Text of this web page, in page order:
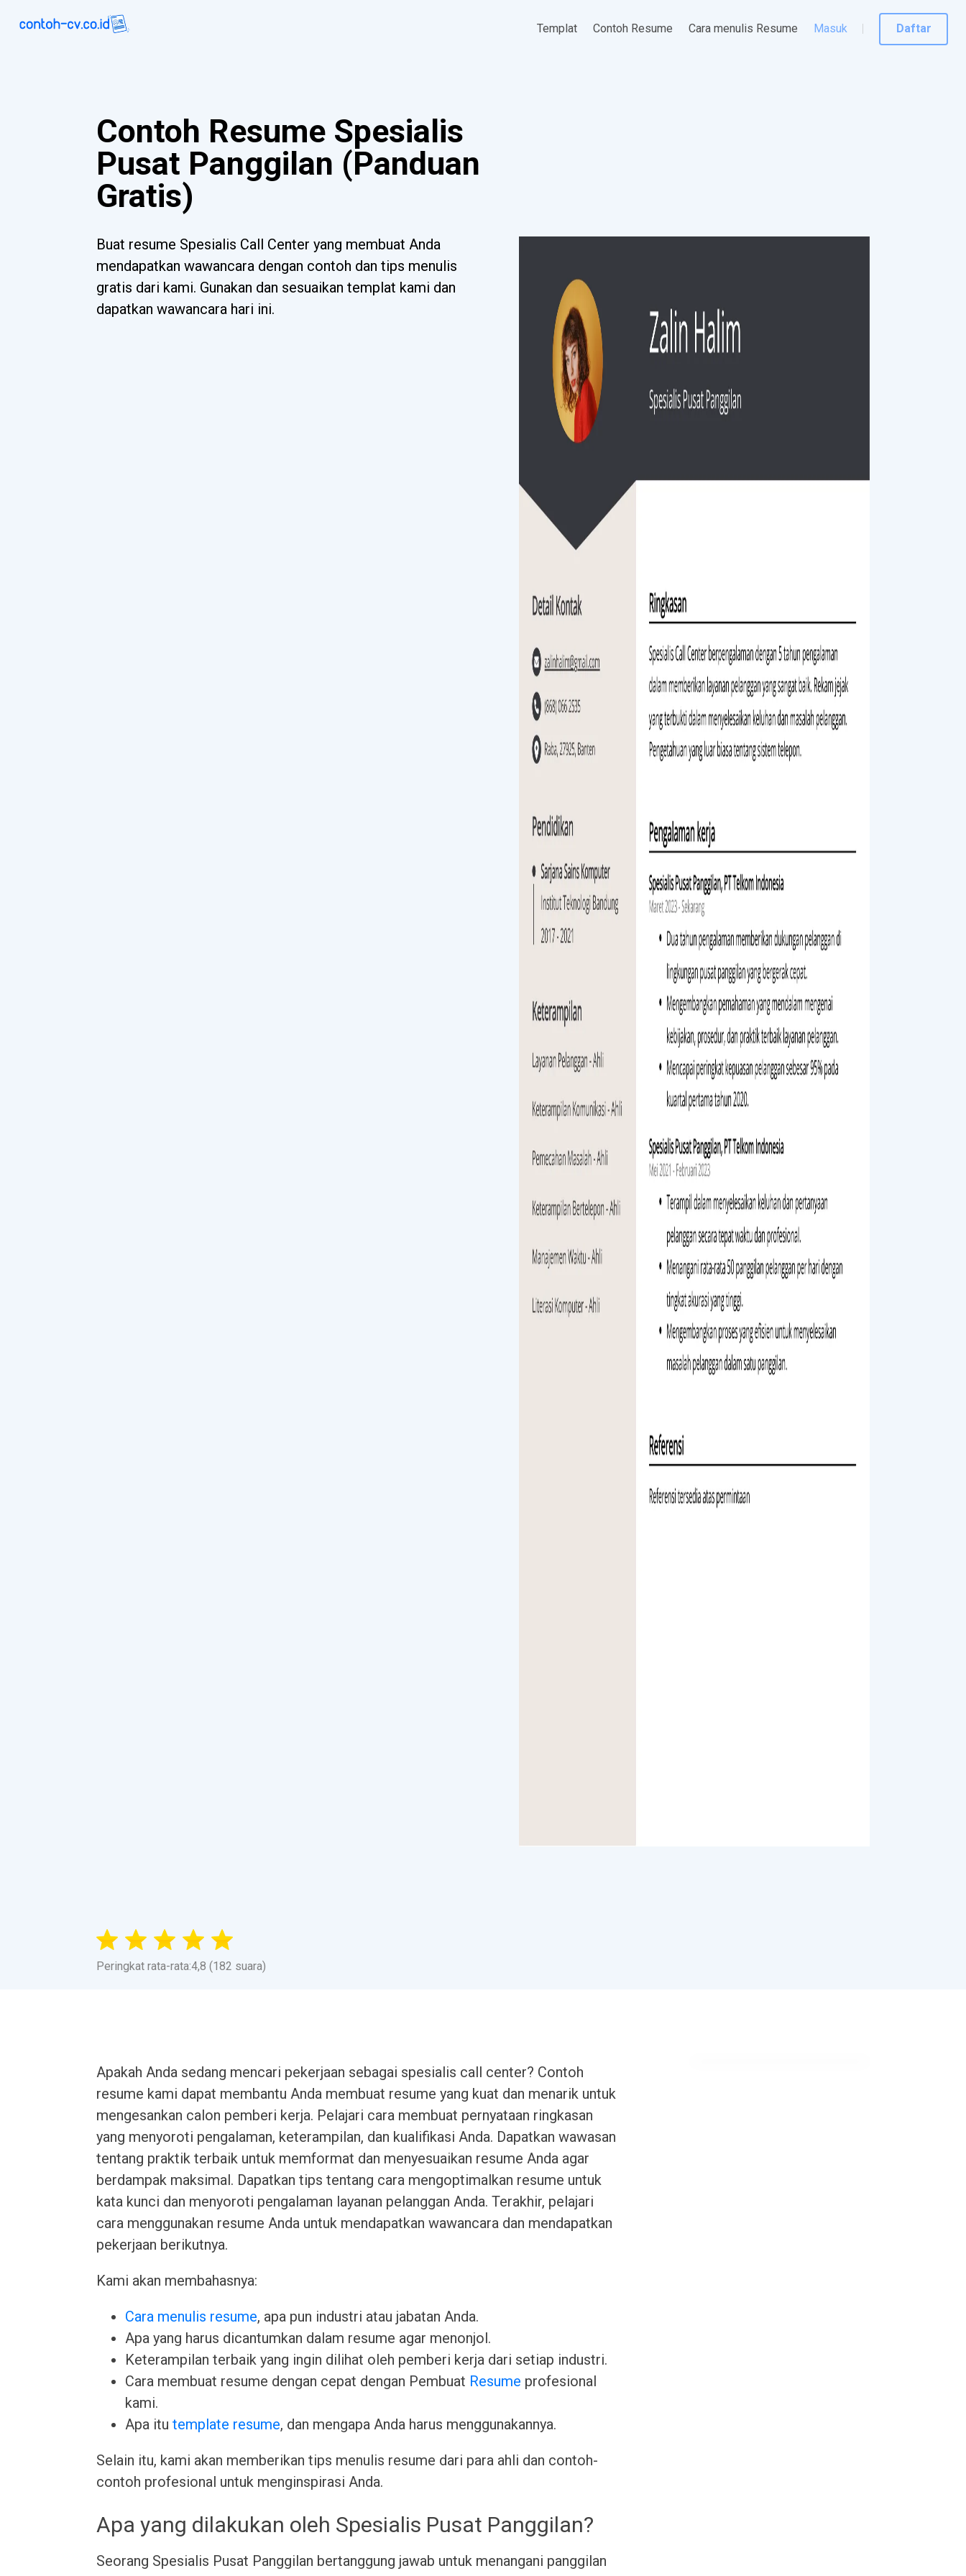
Templat Contoh Resume Cara menulis Resume Masuk Daftar
Contoh Resume Spesialis
Pusat Panggilan (Panduan
Gratis)
Buat resume Spesialis Call Center yang membuat Anda
mendapatkan wawancara dengan contoh dan tips menulis
gratis dari kami. Gunakan dan sesuaikan templat kami dan
dapatkan wawancara hari ini.
Peringkat rata-rata:4,8 (182 suara)
Apakah Anda sedang mencari pekerjaan sebagai spesialis call center? Contoh
resume kami dapat membantu Anda membuat resume yang kuat dan menarik untuk
mengesankan calon pemberi kerja. Pelajari cara membuat pernyataan ringkasan
yang menyoroti pengalaman, keterampilan, dan kualifikasi Anda. Dapatkan wawasan
tentang praktik terbaik untuk memformat dan menyesuaikan resume Anda agar
berdampak maksimal. Dapatkan tips tentang cara mengoptimalkan resume untuk
kata kunci dan menyoroti pengalaman layanan pelanggan Anda. Terakhir, pelajari
cara menggunakan resume Anda untuk mendapatkan wawancara dan mendapatkan
pekerjaan berikutnya.
Kami akan membahasnya:
Cara menulis resume, apa pun industri atau jabatan Anda.
Apa yang harus dicantumkan dalam resume agar menonjol.
Keterampilan terbaik yang ingin dilihat oleh pemberi kerja dari setiap industri.
Cara membuat resume dengan cepat dengan Pembuat Resume profesional
kami.
Apa itutemplate resume, dan mengapa Anda harus menggunakannya.
Selain itu, kami akan memberikan tips menulis resume dari para ahli dan contoh-
contoh profesional untuk menginspirasi Anda.
Apa yang dilakukan oleh Spesialis Pusat Panggilan?
Seorang Spesialis Pusat Panggilan bertanggung jawab untuk menangani panggilan